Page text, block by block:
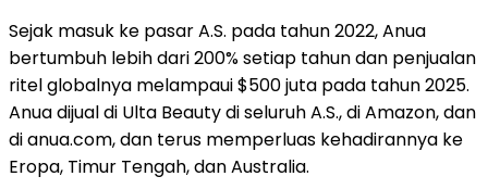
Sejak masuk ke pasar A.S. pada tahun 2022, Anua
bertumbuh lebih dari 200% setiap tahun dan penjualan
ritel globalnya melampaui $500 juta pada tahun 2025.
Anua dijual di Ulta Beauty di seluruh A.S., di Amazon, dan
di anua.com, dan terus memperluas kehadirannya ke
Eropa, Timur Tengah, dan Australia.